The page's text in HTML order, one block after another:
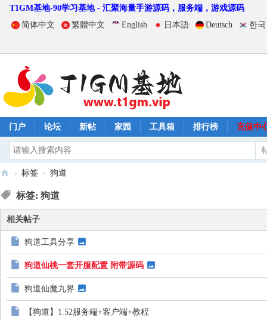
T1GM基地-90学习基地 - 汇聚海量手游源码，服务端，游戏源码
简体中文
繁體中文 English 日本語 Deutsch 한
门户 论坛 新帖 家园 工具箱 排行榜 充值中
T
1
G
地
› 标签 › 狗道
标签: 狗道
相关帖子
狗道工具分享
狗道仙桃一套开服配置 附带源码
狗道仙魔九界
【狗道】1.52服务端+客户端+教程